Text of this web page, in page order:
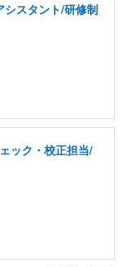
スタント/研修制
ック・校正担当/